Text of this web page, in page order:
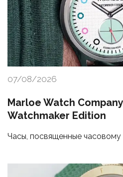
07/08/2026
Marloe Watch
Watchmaker Edition
Часы, посвященные часовому